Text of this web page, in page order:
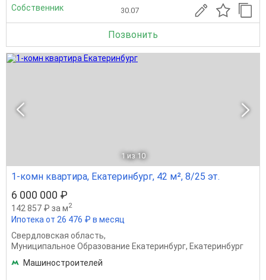
Собственник 30.07
Позвонить
1 из 10
1-комн квартира, Екатеринбург, 42 м², 8/25 эт.
6 000 000 ₽
142 857 ₽ за м2
Ипотека от 26 476 ₽ в месяц
Свердловская область,
Муниципальное Образование Екатеринбург, Екатеринбург
Машиностроителей